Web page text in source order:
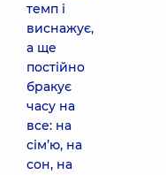
темп і
виснажує,
а ще
постійно
бракує
часу на
все: на
сім’ю, на
сон, на